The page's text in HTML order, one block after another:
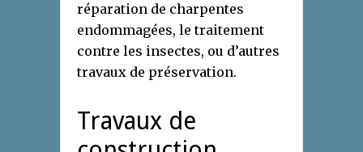
réparation de charpentes
endommagées, le traitement
contre les insectes, ou d’autres
travaux de préservation.
Travaux de